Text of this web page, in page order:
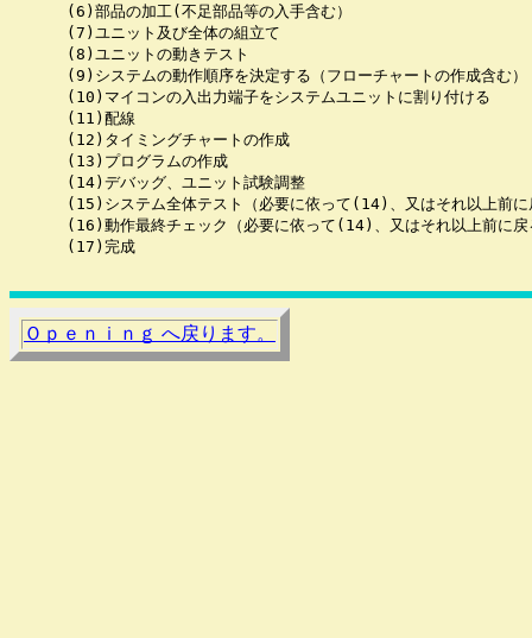
      (6)部品の加工(不足部品等の入手含む）
      (7)ユニット及び全体の組立て
      (8)ユニットの動きテスト
      (9)システムの動作順序を決定する（フローチャートの作成含む）
      (10)マイコンの入出力端子をシステムユニットに割り付ける
      (11)配線
      (12)タイミングチャートの作成
      (13)プログラムの作成
      (14)デバッグ、ユニット試験調整
(15)システム全体テスト（必要に依って(14)、又はそれ以上前に
(16)動作最終チェック（必要に依って(14)、又はそれ以上前に戻
      (17)完成
Ｏｐｅｎｉｎｇ へ戻ります。